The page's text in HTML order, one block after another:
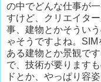
の中でどんな仕事が
すけど、クリエイタ
事、建物とかそうい
ゃそうですよね。
ある建物とか景観で
で、技術が要ります
ドとか、やっぱり容